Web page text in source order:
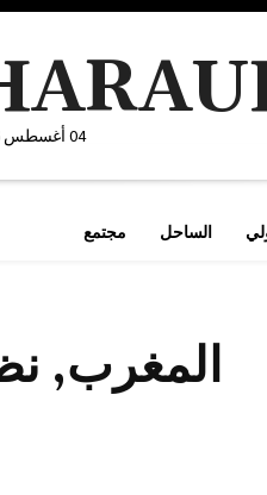
04 أغسطس 2026
الساحل مجتمع
المغرب,